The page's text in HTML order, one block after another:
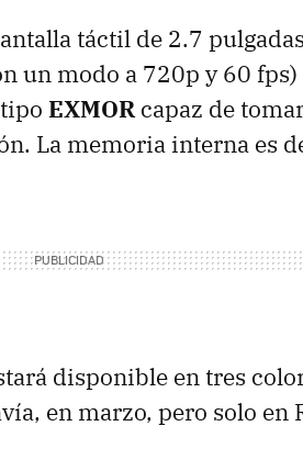
táctil de 2.7
un modo a 720p y 60
EXMORcapaz de
La memoria interna es
disponible en tres
en marzo, pero solo en